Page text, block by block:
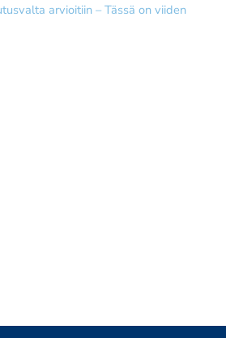
arvioitiin – Tässä on viiden